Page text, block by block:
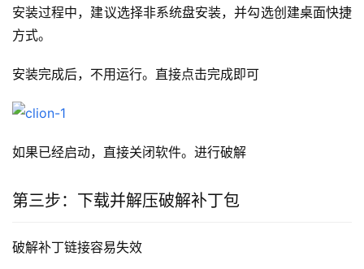
安装过程中，建议选择非系统盘安装，并勾选创建桌面快捷
方式。
安装完成后，不用运行。直接点击完成即可
如果已经启动，直接关闭软件。进行破解
第三步：下载并解压破解补丁包
破解补丁链接容易失效